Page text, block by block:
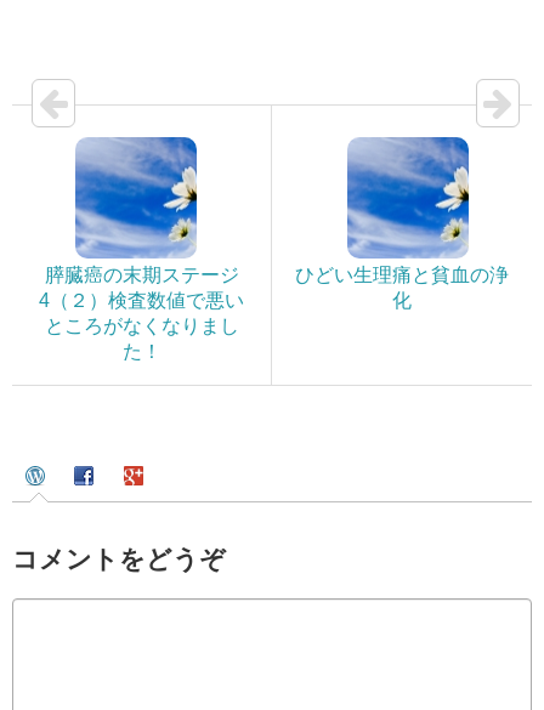
膵臓癌の末期ステージ
4（２）検査数値で悪い
ところがなくなりまし
た！
ひどい生理痛と貧血の浄
化
コメントをどうぞ